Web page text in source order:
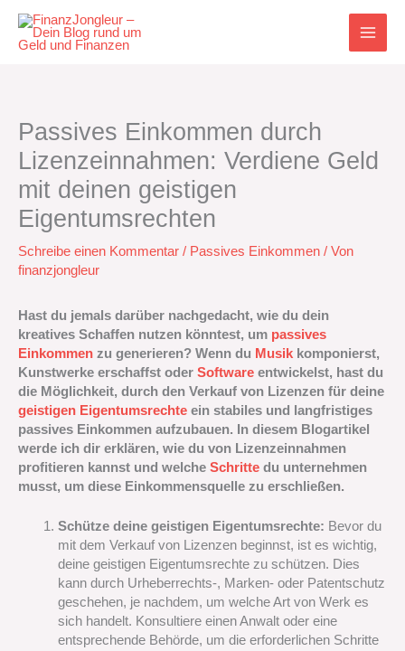
Inhalt
springen
Passives Einkommen durch
Lizenzeinnahmen: Verdiene Geld
mit deinen geistigen
Eigentumsrechten
Schreibe einen Kommentar / Passives Einkommen / Von
finanzjongleur
Hast du jemals darüber nachgedacht, wie du dein
kreatives Schaffen nutzen könntest, um passives
Einkommen zu generieren? Wenn du Musik komponierst,
Kunstwerke erschaffst oder Software entwickelst, hast du
die Möglichkeit, durch den Verkauf von Lizenzen für deine
geistigen Eigentumsrechte ein stabiles und langfristiges
passives Einkommen aufzubauen. In diesem Blogartikel
werde ich dir erklären, wie du von Lizenzeinnahmen
profitieren kannst und welche Schritte du unternehmen
musst, um diese Einkommensquelle zu erschließen.
Schütze deine geistigen Eigentumsrechte: Bevor du
mit dem Verkauf von Lizenzen beginnst, ist es wichtig,
deine geistigen Eigentumsrechte zu schützen. Dies
kann durch Urheberrechts-, Marken- oder Patentschutz
geschehen, je nachdem, um welche Art von Werk es
sich handelt. Konsultiere einen Anwalt oder eine
entsprechende Behörde, um die erforderlichen Schritte